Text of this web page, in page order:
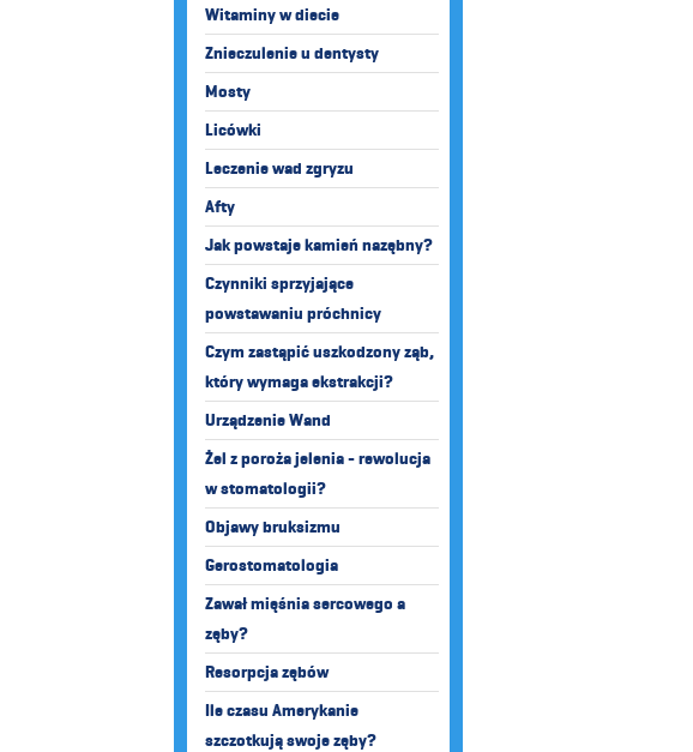
Witaminy w diecie
Znieczulenie u dentysty
Mosty
Licówki
Leczenie wad zgryzu
Afty
Jak powstaje kamień nazębny?
Czynniki sprzyjające
powstawaniu próchnicy
Czym zastąpić uszkodzony ząb,
który wymaga ekstrakcji?
Urządzenie Wand
Żel z poroża jelenia - rewolucja
w stomatologii?
Objawy bruksizmu
Gerostomatologia
Zawał mięśnia sercowego a
zęby?
Resorpcja zębów
Ile czasu Amerykanie
szczotkują swoje zęby?